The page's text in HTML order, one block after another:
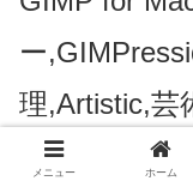
ー
理,Artistic,芸
果
メニュー ホーム